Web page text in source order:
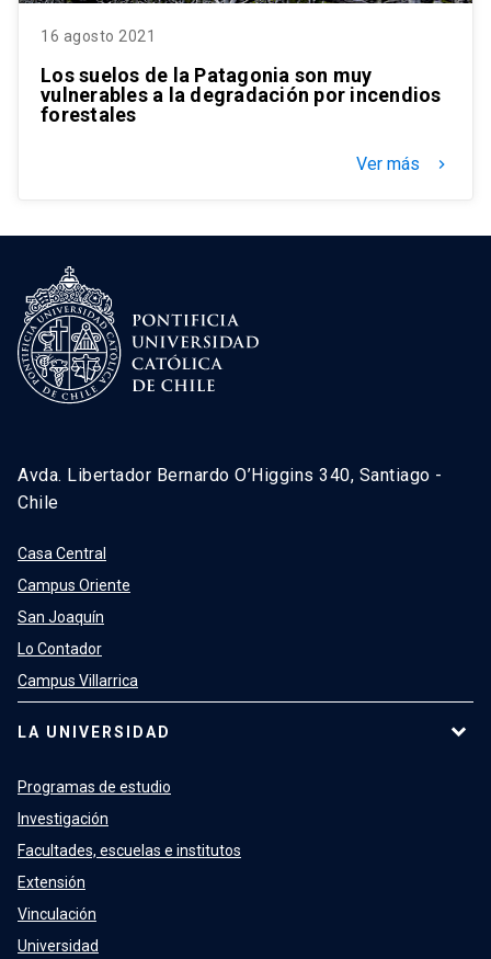
16 agosto 2021
Los suelos de la Patagonia son muy
vulnerables a la degradación por incendios
forestales
Ver más keyboard_arrow_right
Avda. Libertador Bernardo O’Higgins 340, Santiago -
Chile
Casa Central
Campus Oriente
San Joaquín
Lo Contador
Campus Villarrica
LA UNIVERSIDAD
Programas de estudio
Investigación
Facultades, escuelas e institutos
Extensión
Vinculación
Universidad